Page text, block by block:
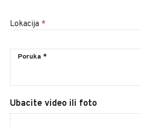
Lokacija *
Ubacite video ili foto